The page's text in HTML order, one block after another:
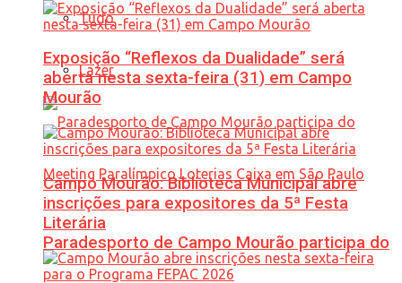
Tudo
Lazer
Paradesporto de Campo Mourão participa do
Exposição “Reflexos da Dualidade” será
aberta nesta sexta-feira (31) em Campo
Mourão
Campo Mourão: Biblioteca Municipal abre
inscrições para expositores da 5ª Festa
Literária